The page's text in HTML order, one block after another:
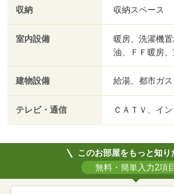
収納 収納スペース
室内設備
暖房、洗濯機
油、ＦＦ暖房
建物設備 給湯、都市ガス
テレビ・通信 ＣＡＴＶ、イ
このお部屋をもっと知り
無料・簡単入力2項目